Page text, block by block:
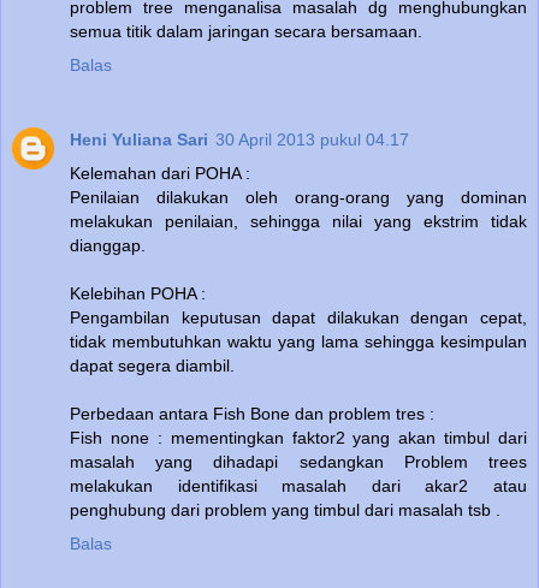
problem tree menganalisa masalah dg menghubungkan
semua titik dalam jaringan secara bersamaan.
Balas
Heni Yuliana Sari 30 April 2013 pukul 04.17
Kelemahan dari POHA :
Penilaian dilakukan oleh orang-orang yang dominan
melakukan penilaian, sehingga nilai yang ekstrim tidak
dianggap.
Kelebihan POHA :
Pengambilan keputusan dapat dilakukan dengan cepat,
tidak membutuhkan waktu yang lama sehingga kesimpulan
dapat segera diambil.
Perbedaan antara Fish Bone dan problem tres :
Fish none : mementingkan faktor2 yang akan timbul dari
masalah yang dihadapi sedangkan Problem trees
melakukan identifikasi masalah dari akar2 atau
penghubung dari problem yang timbul dari masalah tsb .
Balas